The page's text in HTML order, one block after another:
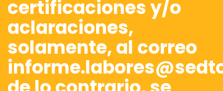
certificaciones y/o
aclaraciones,
solamente, al correo